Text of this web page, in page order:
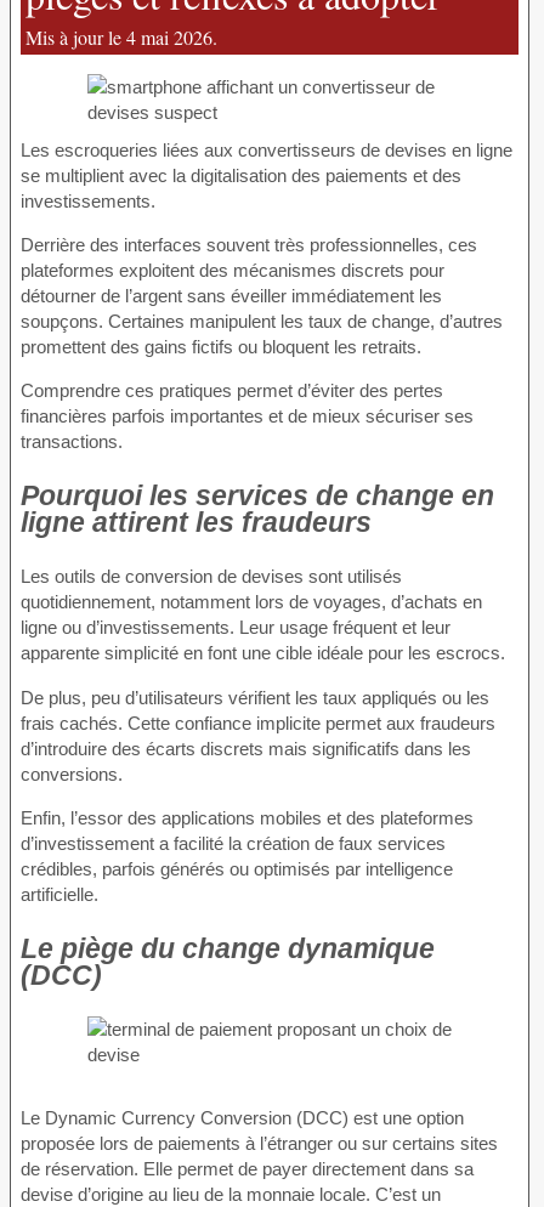
Mis à jour le 4 mai 2026.
Les escroqueries liées aux convertisseurs de devises en ligne
se multiplient avec la digitalisation des paiements et des
investissements.
Derrière des interfaces souvent très professionnelles, ces
plateformes exploitent des mécanismes discrets pour
détourner de l’argent sans éveiller immédiatement les
soupçons. Certaines manipulent les taux de change, d’autres
promettent des gains fictifs ou bloquent les retraits.
Comprendre ces pratiques permet d’éviter des pertes
financières parfois importantes et de mieux sécuriser ses
transactions.
Pourquoi les services de change en
ligne attirent les fraudeurs
Les outils de conversion de devises sont utilisés
quotidiennement, notamment lors de voyages, d’achats en
ligne ou d’investissements. Leur usage fréquent et leur
apparente simplicité en font une cible idéale pour les escrocs.
De plus, peu d’utilisateurs vérifient les taux appliqués ou les
frais cachés. Cette confiance implicite permet aux fraudeurs
d’introduire des écarts discrets mais significatifs dans les
conversions.
Enfin, l’essor des applications mobiles et des plateformes
d’investissement a facilité la création de faux services
crédibles, parfois générés ou optimisés par intelligence
artificielle.
Le piège du change dynamique
(DCC)
Le Dynamic Currency Conversion (DCC) est une option
proposée lors de paiements à l’étranger ou sur certains sites
de réservation. Elle permet de payer directement dans sa
devise d’origine au lieu de la monnaie locale. C’est un